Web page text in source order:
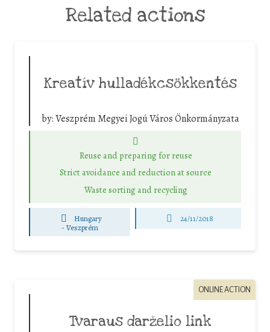
Related actions
Kreatív hulladékcsökkentés
by:Veszprém Megyei Jogú Város Önkormányzata
Reuse and preparing for reuse
Strict avoidance and reduction at source
Waste sorting and recycling
Hungary
-Veszprém
24/11/2018
ONLINE ACTION
Tvaraus darželio link